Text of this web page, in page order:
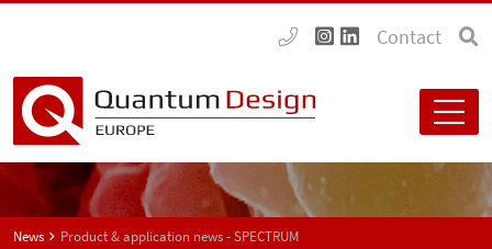
Contact
News Product & application news - SPECTRUM